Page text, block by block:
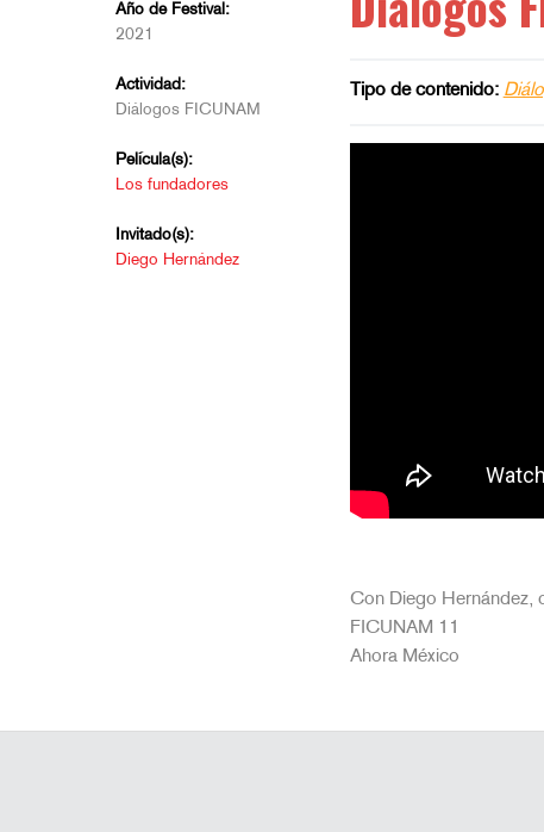
Año de Festival:
2021
Actividad:
Diálogos FICUNAM
Película(s):
Los fundadores
Invitado(s):
Diego Hernández
Tipo de contenido:
Con Diego Hernández,
FICUNAM 11
Ahora México